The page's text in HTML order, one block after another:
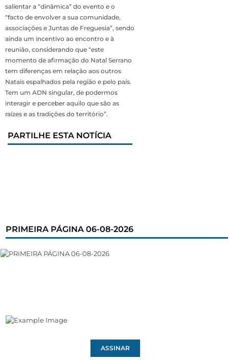
salientar a “dinâmica” do evento e o
“facto de envolver a sua comunidade,
associações e Juntas de Freguesia”, sendo
ainda um incentivo ao encontro e à
reunião, considerando que “este
momento de afirmação do Natal Serrano
tem diferenças em relação aos outros
Natais espalhados pela região e pelo país.
Tem um ADN singular, de podermos
interagir e perceber aquilo que são as
raízes e as tradições do território”.
PARTILHE ESTA NOTÍCIA
PRIMEIRA PÁGINA 06-08-2026
ASSINAR